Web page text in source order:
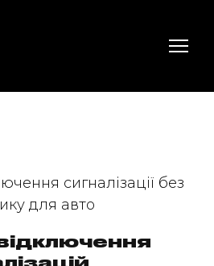
сигналізації без
для авто